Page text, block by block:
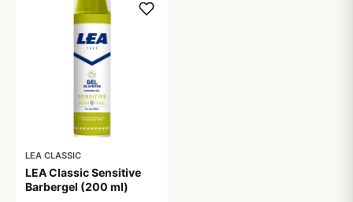
LEA CLASSIC
LEA Classic Sensitive
Barbergel (200 ml)